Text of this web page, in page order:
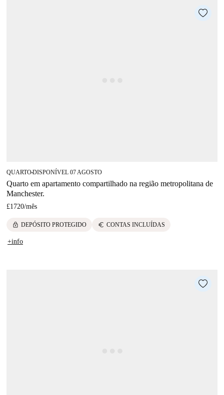
QUARTO■DISPONÍVEL 07 AGOSTO
Quarto em apartamento compartilhado na região metropolitana de
Manchester.
£1720/mês
lock DEPÓSITO PROTEGIDO euro CONTAS INCLUÍDAS
+info